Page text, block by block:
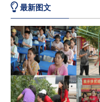
最新图文